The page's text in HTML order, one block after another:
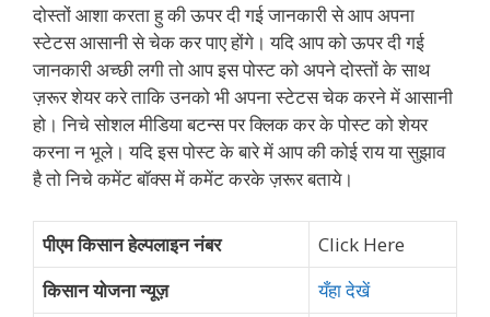
दोस्तों आशा करता हु की ऊपर दी गई जानकारी से आप अपना
स्टेटस आसानी से चेक कर पाए होंगे। यदि आप को ऊपर दी गई
जानकारी अच्छी लगी तो आप इस पोस्ट को अपने दोस्तों के साथ
ज़रूर शेयर करे ताकि उनको भी अपना स्टेटस चेक करने में आसानी
हो। निचे सोशल मीडिया बटन्स पर क्लिक कर के पोस्ट को शेयर
करना न भूले। यदि इस पोस्ट के बारे में आप की कोई राय या सुझाव
है तो निचे कमेंट बॉक्स में कमेंट करके ज़रूर बताये।
पीएम किसान हेल्पलाइन नंबर
Click Here
किसान योजना न्यूज़
यँहा देखें